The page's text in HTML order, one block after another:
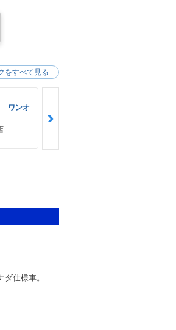
ワンオ
をすべて見る
仕様車。